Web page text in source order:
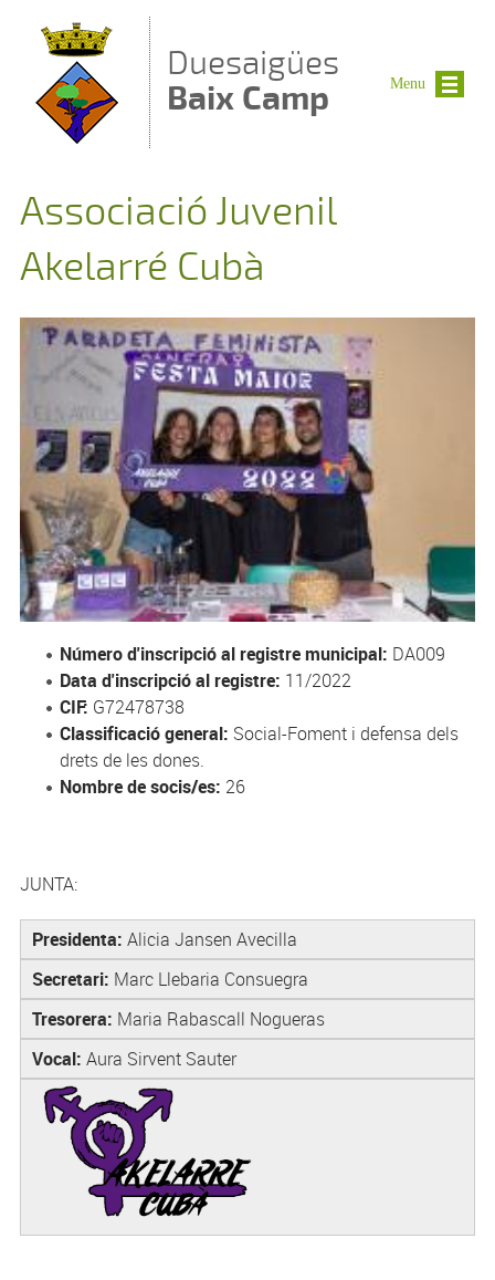
Duesaigües
Baix Camp
Associació Juvenil
Akelarré Cubà
Número d'inscripció al registre municipal: DA009
Data d'inscripció al registre: 11/2022
CIF: G72478738
Classificació general: Social-Foment i defensa dels
drets de les dones.
Nombre de socis/es: 26
JUNTA:
Presidenta: Alicia Jansen Avecilla
Secretari: Marc Llebaria Consuegra
Tresorera: Maria Rabascall Nogueras
Vocal: Aura Sirvent Sauter
Menu